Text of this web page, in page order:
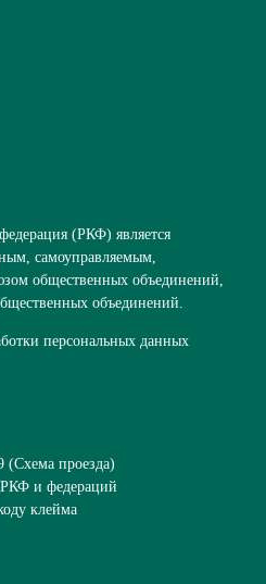
(РКФ) является
самоуправляемым,
общественных объединений,
объединений.
персональных данных
(Схема проезда)
и федераций
клейма